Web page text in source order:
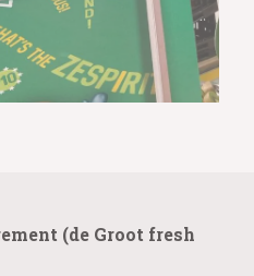
(de Groot fresh